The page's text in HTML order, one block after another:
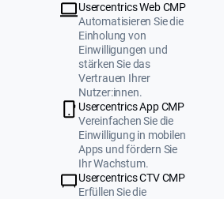
Usercentrics Web CMP
Automatisieren Sie die
Einholung von
Einwilligungen und
stärken Sie das
Vertrauen Ihrer
Nutzer:innen.
Usercentrics App CMP
Vereinfachen Sie die
Einwilligung in mobilen
Apps und fördern Sie
Ihr Wachstum.
Usercentrics CTV CMP
Erfüllen Sie die